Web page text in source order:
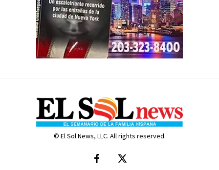
© El Sol News, LLC. All rights reserved.